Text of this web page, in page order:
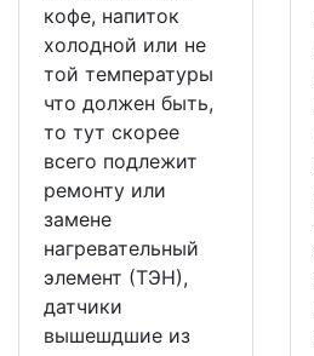
кофе, напиток
холодной или не
той температуры
что должен быть,
то тут скорее
всего подлежит
ремонту или
замене
нагревательный
элемент (ТЭН),
датчики
вышешдшие из